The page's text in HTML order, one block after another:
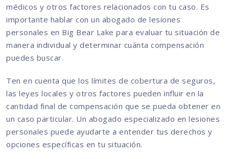
médicos y otros factores relacionados con tu caso. Es
importante hablar con un abogado de lesiones
personales en Big Bear Lake para evaluar tu situación de
manera individual y determinar cuánta compensación
puedes buscar.
Ten en cuenta que los límites de cobertura de seguros,
las leyes locales y otros factores pueden influir en la
cantidad final de compensación que se pueda obtener en
un caso particular. Un abogado especializado en lesiones
personales puede ayudarte a entender tus derechos y
opciones específicas en tu situación.